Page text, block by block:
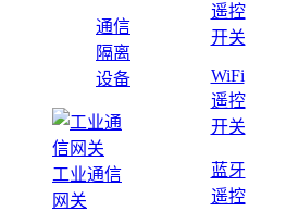
通信
隔离
设备
工业通信
网关
遥控
开关
WiFi
遥控
开关
蓝牙
遥控